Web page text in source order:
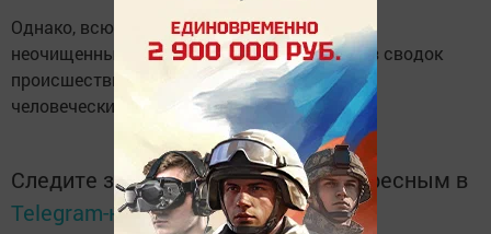
Однако, всю вину за ДТП валить только на
неочищенные дороги не стоит. Как видно из сводок
происшествий, основная причина аварий -
человеческий фактор.
Следите за самым важным и интересным в
Telegram-каналеТатмедиа